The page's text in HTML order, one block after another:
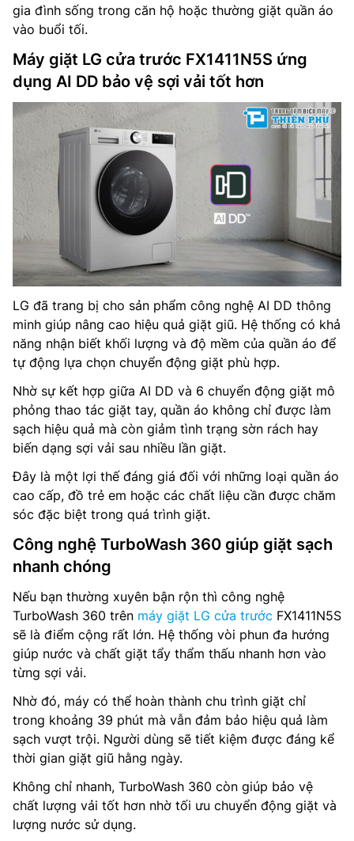
gia đình sống trong căn hộ hoặc thường giặt quần áo
vào buổi tối.
Máy giặt LG cửa trước FX1411N5S ứng
dụng AI DD bảo vệ sợi vải tốt hơn
LG đã trang bị cho sản phẩm công nghệ AI DD thông
minh giúp nâng cao hiệu quả giặt giũ. Hệ thống có khả
năng nhận biết khối lượng và độ mềm của quần áo để
tự động lựa chọn chuyển động giặt phù hợp.
Nhờ sự kết hợp giữa AI DD và 6 chuyển động giặt mô
phỏng thao tác giặt tay, quần áo không chỉ được làm
sạch hiệu quả mà còn giảm tình trạng sờn rách hay
biến dạng sợi vải sau nhiều lần giặt.
Đây là một lợi thế đáng giá đối với những loại quần áo
cao cấp, đồ trẻ em hoặc các chất liệu cần được chăm
sóc đặc biệt trong quá trình giặt.
Công nghệ TurboWash 360 giúp giặt sạch
nhanh chóng
Nếu bạn thường xuyên bận rộn thì công nghệ
TurboWash 360 trên máy giặt LG cửa trước FX1411N5S
sẽ là điểm cộng rất lớn. Hệ thống vòi phun đa hướng
giúp nước và chất giặt tẩy thẩm thấu nhanh hơn vào
từng sợi vải.
Nhờ đó, máy có thể hoàn thành chu trình giặt chỉ
trong khoảng 39 phút mà vẫn đảm bảo hiệu quả làm
sạch vượt trội. Người dùng sẽ tiết kiệm được đáng kể
thời gian giặt giũ hằng ngày.
Không chỉ nhanh, TurboWash 360 còn giúp bảo vệ
chất lượng vải tốt hơn nhờ tối ưu chuyển động giặt và
lượng nước sử dụng.